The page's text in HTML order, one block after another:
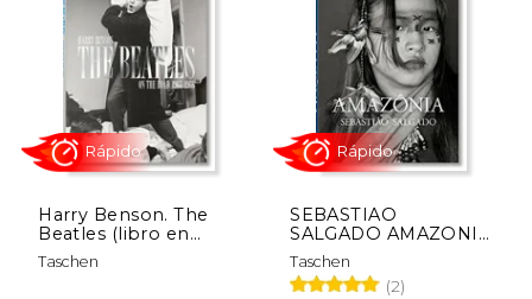
Rápido
Harry Benson. The
Beatles (libro en
Inglés Francés
Alemán) (en Inglés)
Taschen
SEBASTIAO
SALGADO AMAZONIA
(en Inglés)
Taschen
(2)